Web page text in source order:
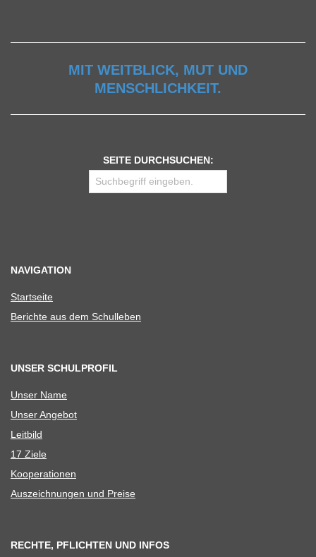
MIT WEITBLICK, MUT UND
MENSCHLICHKEIT.
SEITE DURCHSUCHEN:
NAVIGATION
Start­seite
Berichte aus dem Schulleben
UNSER SCHULPROFIL
Unser Name
Unser Ange­bot
Leit­bild
17 Ziele
Koope­ra­tio­nen
Aus­zeich­nun­gen und Preise
RECHTE, PFLICHTEN UND INFOS